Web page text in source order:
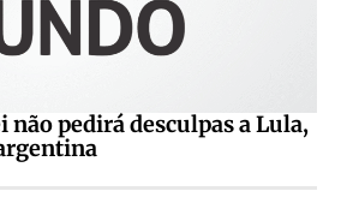
não pedirá desculpas a Lula,